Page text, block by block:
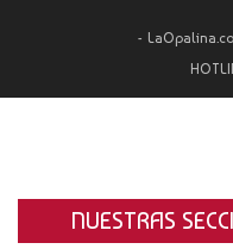
NUESTRAS